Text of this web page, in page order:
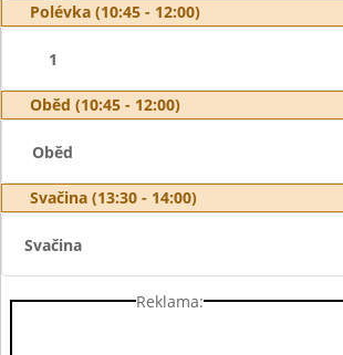
Polévka (10:45 - 12:00)
1
Oběd (10:45 - 12:00)
Oběd
Svačina (13:30 - 14:00)
Svačina
Reklama: